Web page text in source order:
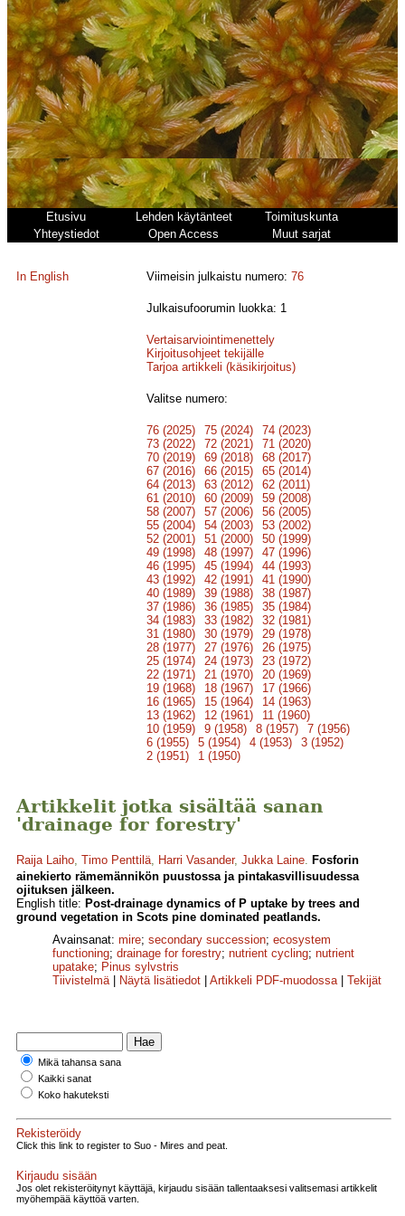
Etusivu Lehden käytänteet
Toimituskunta
Yhteystiedot
Open Access Muut sarjat
In English Viimeisin julkaistu numero:76
Julkaisufoorumin luokka: 1
Vertaisarviointimenettely
Kirjoitusohjeet tekijälle
Tarjoa artikkeli (käsikirjoitus)
Valitse numero:
76 (2025) 75 (2024)
74 (2023)
73 (2022)
72 (2021)
71 (2020)
70 (2019)
69 (2018)
68 (2017)
67 (2016)
66 (2015)
65 (2014)
64 (2013)
63 (2012)
62 (2011)
61 (2010)
60 (2009)
59 (2008)
58 (2007)
57 (2006)
56 (2005)
55 (2004)
54 (2003)
53 (2002)
52 (2001)
51 (2000)
50 (1999)
49 (1998)
48 (1997)
47 (1996)
46 (1995)
45 (1994)
44 (1993)
43 (1992)
42 (1991)
41 (1990)
40 (1989)
39 (1988)
38 (1987)
37 (1986)
36 (1985)
35 (1984)
34 (1983)
33 (1982)
32 (1981)
31 (1980)
30 (1979)
29 (1978)
28 (1977)
27 (1976)
26 (1975)
25 (1974)
24 (1973)
23 (1972)
22 (1971)
21 (1970)
20 (1969)
19 (1968)
18 (1967)
17 (1966)
16 (1965)
15 (1964)
14 (1963)
13 (1962)
12 (1961)
11 (1960)
10 (1959)
9 (1958) 8 (1957)
7 (1956)
6 (1955)
5 (1954) 4 (1953)
3 (1952)
2 (1951)
1 (1950)
Artikkelit jotka sisältää sanan
'drainage for forestry'
Raija Laiho, Timo Penttilä, Harri Vasander, Jukka Laine. Fosforin
ainekierto rämemännikön puustossa ja pintakasvillisuudessa
ojituksen jälkeen.
English title: Post-drainage dynamics of P uptake by trees and
ground vegetation in Scots pine dominated peatlands.
Avainsanat: mire; secondary succession; ecosystem
functioning; drainage for forestry; nutrient cycling; nutrient
upatake; Pinus sylvstris
Tiivistelmä| Näytä lisätiedot Artikkeli PDF-muodossa| Tekijät
Mikä tahansa sana
Kaikki sanat
Koko hakuteksti
Rekisteröidy
Click this link to register to Suo - Mires and peat.
Kirjaudu sisään
Jos olet rekisteröitynyt käyttäjä, kirjaudu sisään tallentaaksesi valitsemasi artikkelit
myöhempää käyttöä varten.